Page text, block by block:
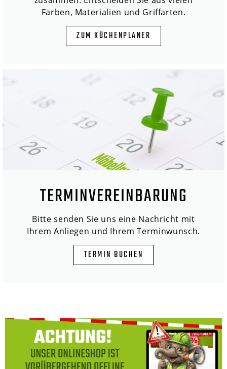
Farben, Materialien und Griffarten.
ZUM KÜCHENPLANER
TERMINVEREINBARUNG
Bitte senden Sie uns eine Nachricht mit
Ihrem Anliegen und Ihrem Terminwunsch.
TERMIN BUCHEN